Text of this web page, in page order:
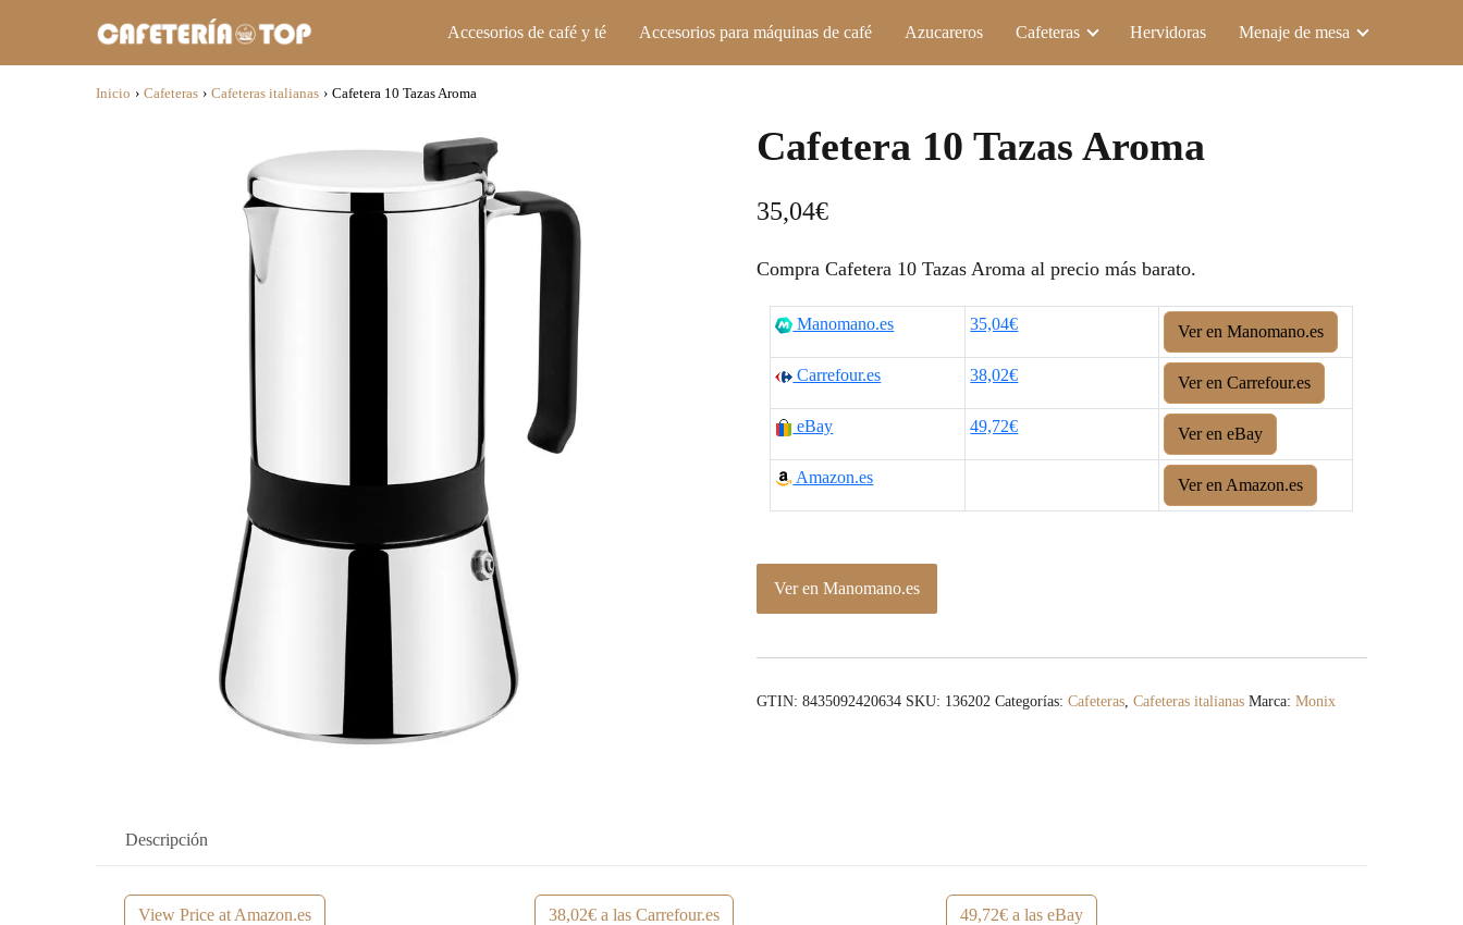
Accesorios de café y té Accesorios para máquinas de café Azucareros Cafeteras Hervidoras Menaje de mesa
Inicio › Cafeteras › Cafeteras italianas › Cafetera 10 Tazas Aroma
Cafetera 10 Tazas Aroma
35,04€
Compra Cafetera 10 Tazas Aroma al precio más barato.
Manomano.es 35,04€ Ver en Manomano.es
Carrefour.es 38,02€ Ver en Carrefour.es
eBay 49,72€ Ver en eBay
Amazon.es Ver en Amazon.es
Ver en Manomano.es
GTIN: 8435092420634 SKU: 136202 Categorías:Cafeteras,Cafeteras italianas Marca:Monix
Descripción
View Price at Amazon.es 38,02€ a las Carrefour.es 49,72€ a las eBay